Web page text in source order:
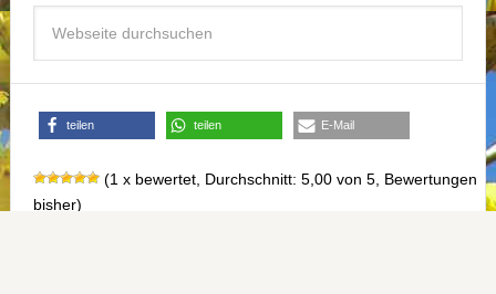
teilen teilen E-Mail
(1 x bewertet, Durchschnitt: 5,00 von 5, Bewertungen
bisher)